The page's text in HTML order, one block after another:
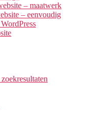
– maatwerk
– eenvoudig